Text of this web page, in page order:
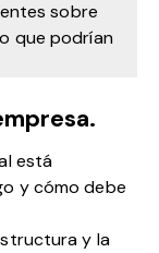
sobre
que podrían
está
y cómo debe
y la